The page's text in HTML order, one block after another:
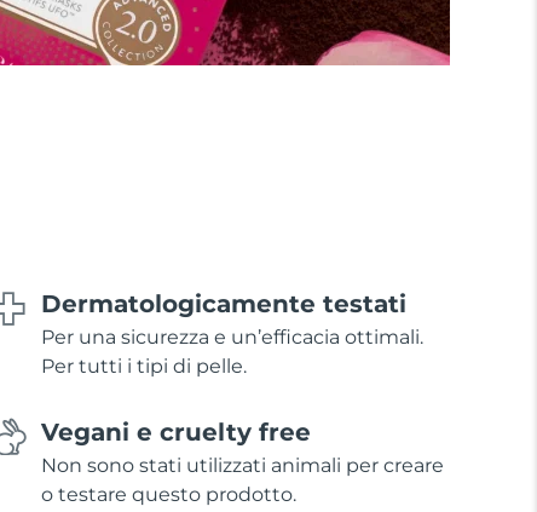
Dermatologicamente testati
Per una sicurezza e un’efficacia ottimali.
Per tutti i tipi di pelle.
Vegani e cruelty free
Non sono stati utilizzati animali per creare
o testare questo prodotto.